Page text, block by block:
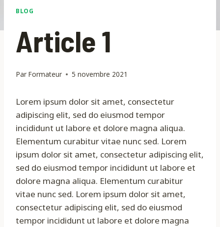
BLOG
Article 1
Par Formateur 5 novembre 2021
Lorem ipsum dolor sit amet, consectetur
adipiscing elit, sed do eiusmod tempor
incididunt ut labore et dolore magna aliqua.
Elementum curabitur vitae nunc sed. Lorem
ipsum dolor sit amet, consectetur adipiscing elit,
sed do eiusmod tempor incididunt ut labore et
dolore magna aliqua. Elementum curabitur
vitae nunc sed. Lorem ipsum dolor sit amet,
consectetur adipiscing elit, sed do eiusmod
tempor incididunt ut labore et dolore magna